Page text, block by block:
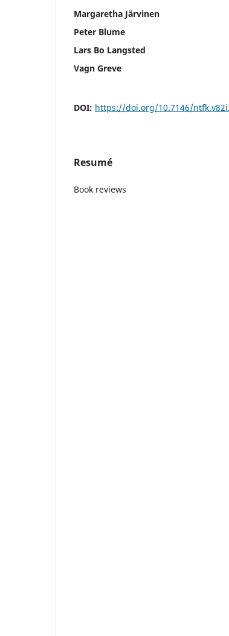
Margaretha Järvinen
Peter Blume
Lars Bo Langsted
Vagn Greve
DOI: https://doi.org/10.7146/
Resumé
Book reviews